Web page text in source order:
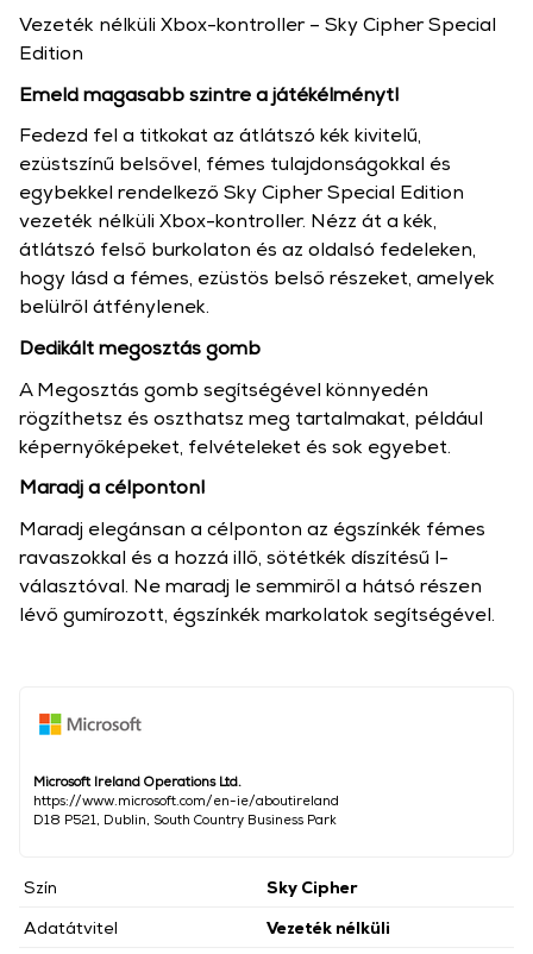
Microsoft Ireland Operations Ltd.
https://www.microsoft.com/en-ie/aboutireland
D18 P521, Dublin, South Country Business Park
Szín
Sky Cipher
Adatátvitel
Vezeték nélküli
Vezeték nélküli Xbox-kontroller – Sky Cipher Special
Edition
Emeld magasabb szintre a játékélményt!
Fedezd fel a titkokat az átlátszó kék kivitelű,
ezüstszínű belsővel, fémes tulajdonságokkal és
egybekkel rendelkező Sky Cipher Special Edition
vezeték nélküli Xbox-kontroller. Nézz át a kék,
átlátszó felső burkolaton és az oldalsó fedeleken,
hogy lásd a fémes, ezüstös belső részeket, amelyek
belülről átfénylenek.
Dedikált megosztás gomb
A Megosztás gomb segítségével könnyedén
rögzíthetsz és oszthatsz meg tartalmakat, például
képernyőképeket, felvételeket és sok egyebet.
Maradj a célponton!
Maradj elegánsan a célponton az égszínkék fémes
ravaszokkal és a hozzá illő, sötétkék díszítésű l-
választóval. Ne maradj le semmiről a hátsó részen
lévő gumírozott, égszínkék markolatok segítségével.